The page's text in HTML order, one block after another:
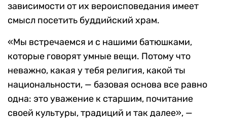
зависимости от их вероисповедания имеет
смысл посетить буддийский храм.
«Мы встречаемся и с нашими батюшками,
которые говорят умные вещи. Потому что
неважно, какая у тебя религия, какой ты
национальности, — базовая основа все равно
одна: это уважение к старшим, почитание
своей культуры, традиций и так далее», —